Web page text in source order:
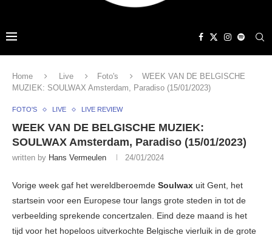
Home Live Foto's
WEEK VAN DE BELGISCHE
MUZIEK: SOULWAX Amsterdam, Paradiso (15/01/2023)
FOTO'S LIVE LIVE REVIEW
WEEK VAN DE BELGISCHE MUZIEK:
SOULWAX Amsterdam, Paradiso (15/01/2023)
written by Hans Vermeulen 24/01/2024
Vorige week gaf het wereldberoemde Soulwax uit Gent, het
startsein voor een Europese tour langs grote steden in tot de
verbeelding sprekende concertzalen. Eind deze maand is het
tijd voor het hopeloos uitverkochte Belgische vierluik in de grote